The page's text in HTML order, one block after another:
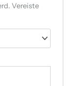
Vereiste